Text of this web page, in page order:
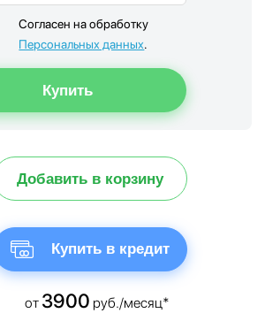
Согласен на обработку
Персональных данных.
Добавить в корзину
Купить в кредит
от 3900 руб./месяц*